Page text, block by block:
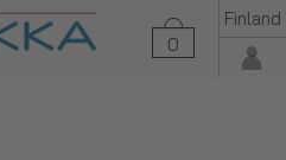
0
Finland
▼